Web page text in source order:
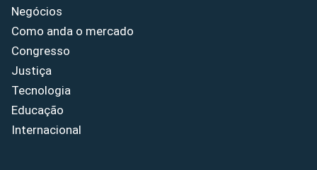
Negócios
Como anda o mercado
Congresso
Justiça
Tecnologia
Educação
Internacional